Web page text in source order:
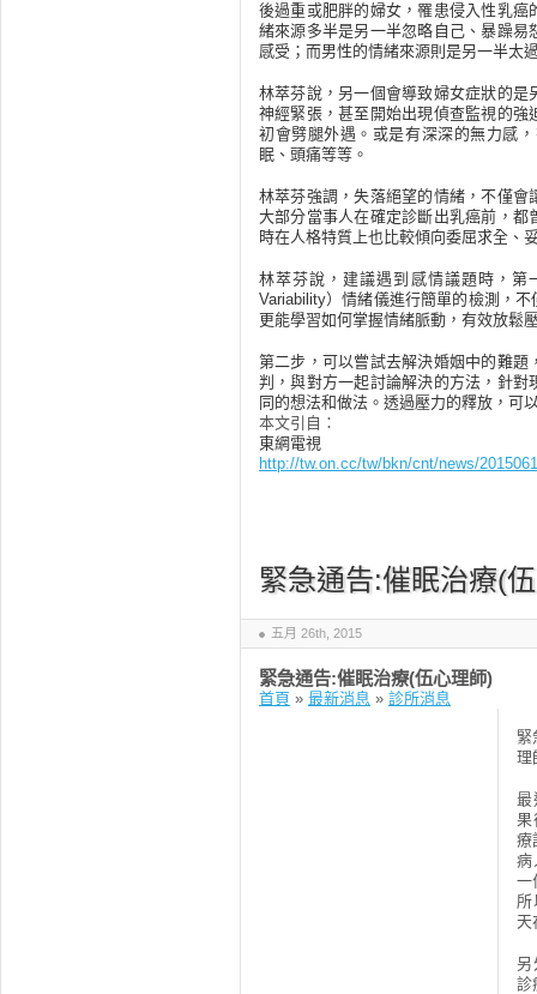
後過重或肥胖的婦女，罹患侵入性乳
緒來源多半是另一半忽略自己、暴躁
感受；而男性的情緒來源則是另一半太
林萃芬說，另一個會導致婦女症狀的
神經緊張，甚至開始出現偵查監視的
初會劈腿外遇。或是有深深的無力感
眠、頭痛等等。
林萃芬強調，失落絕望的情緒，不僅
大部分當事人在確定診斷出乳癌前，
時在人格特質上也比較傾向委屈求全、
林萃芬說，建議遇到感情議題時，第
Variability）情緒儀進行簡單的檢測，
更能學習如何掌握情緒脈動，有效放鬆
第二步，可以嘗試去解決婚姻中的難
判，與對方一起討論解決的方法，針
同的想法和做法。透過壓力的釋放，可
本文引自：
東網電視
http://tw.on.cc/tw/bkn/cnt/news/
緊急通告:催眠治療(
五月 26th, 2015
緊急通告:催眠治療(伍心理師)
首頁 » 最新消息 » 診所消息
緊
理
最
果
療
病
一
所
天
診